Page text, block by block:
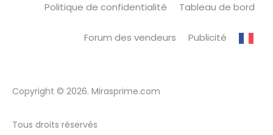
Politique de confidentialité Tableau de bord
Forum des vendeurs Publicité
Copyright © 2026. Mirasprime.com
Tous droits réservés